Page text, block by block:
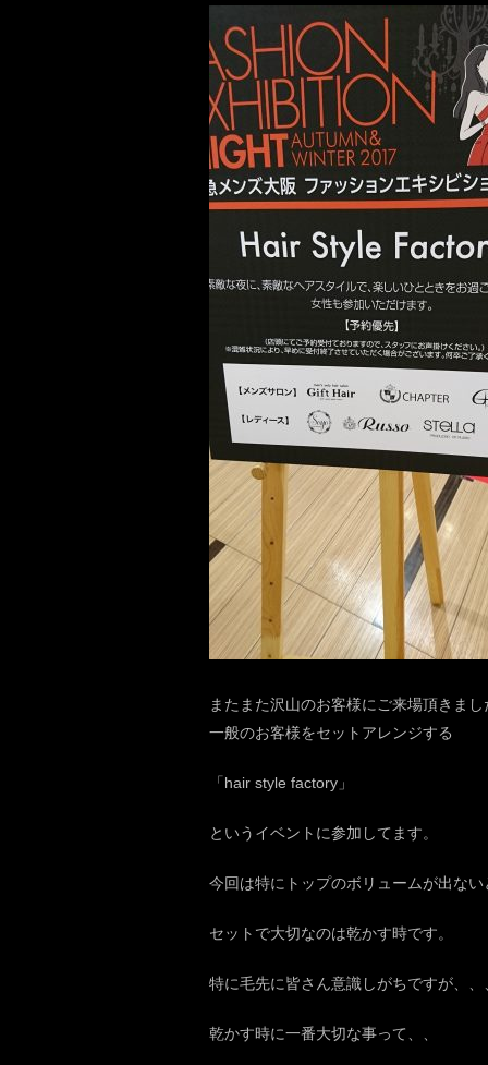
またまた沢山のお客様にご来場頂きまし
一般のお客様をセットアレンジする
「hair style factory」
というイベントに参加してます。
今回は特にトップのボリュームが出な
セットで大切なのは乾かす時です。
特に毛先に皆さん意識しがちですが、、
乾かす時に一番大切な事って、、